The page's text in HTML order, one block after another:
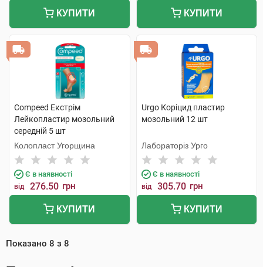
КУПИТИ КУПИТИ
Compeed Екстрім
Лейкопластир мозольний
середній 5 шт
Колопласт Угорщина
Є в наявності
від 276.50 грн
КУПИТИ
Urgo Коріцид пластир
мозольний 12 шт
Лабораторіз Урго
Є в наявності
від 305.70 грн
КУПИТИ
Показано 8 з 8